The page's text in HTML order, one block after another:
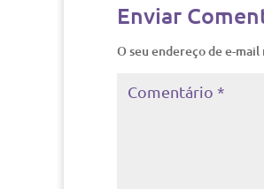
Enviar
O seu endereço de e-mail